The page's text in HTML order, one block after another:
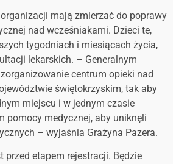
mają zmierzać do poprawy
nad wcześniakami. Dzieci te,
tygodniach i miesiącach życia,
lekarskich. – Generalnym
centrum opieki nad
świętokrzyskim, tak aby
miejscu i w jednym czasie
pomocy medycznej, aby uniknęli
– wyjaśnia Grażyna Pazera.
przed etapem rejestracji. Będzie